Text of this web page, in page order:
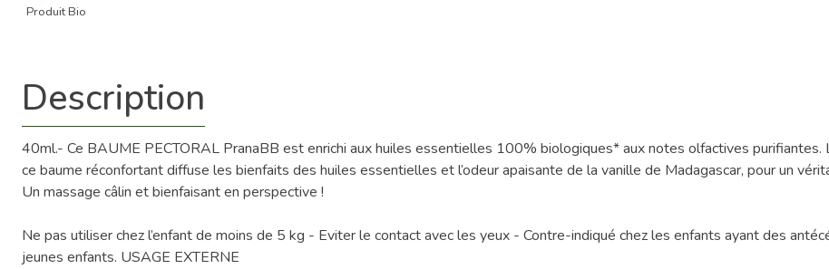
Produit Bio
Description
40ml.- Ce BAUME PECTORAL PranaBB est enrichi aux huiles essentielles 100% biologiques* aux notes olfactives purifiantes.
ce baume réconfortant diffuse les bienfaits des huiles essentielles et l’odeur apaisante de la vanille de Madagascar, pour un
Un massage câlin et bienfaisant en perspective !
Ne pas utiliser chez l’enfant de moins de 5 kg - Eviter le contact avec les yeux - Contre-indiqué chez les enfants ayant des
jeunes enfants. USAGE EXTERNE